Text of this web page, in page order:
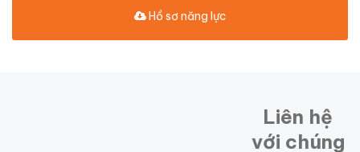
Hồ sơ năng lực
Liên hệ
với chúng